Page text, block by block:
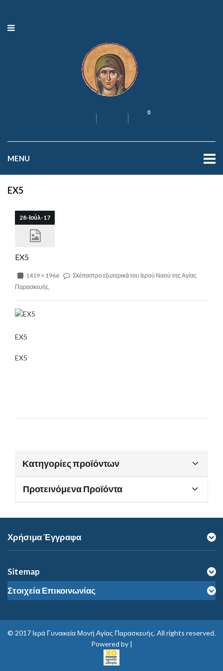
0
MENU
EX5
28-Ιούλ-17
EX5
1419 × 1966
Σκέπαστρο εξωτερικά του Ιερού Ναού της Αγίας
Παρασκευής.
EX5
EX5
Κατηγορίες προϊόντων
Προτεινόμενα Προϊόντα
Χρήσιμα Έγγραφα
Sitemap
Στοιχεία Επικοινωνίας
© 2017 Ιερά Γυναικεία Μονή Αγίας Παρασκευής. All rights reserved.
Powered by |